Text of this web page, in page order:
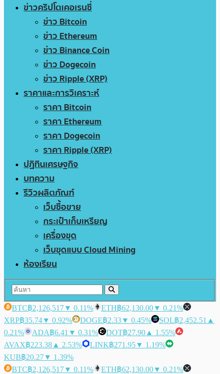
ข่าวคริปโตเคอเรนซี่
ข่าว Bitcoin
ข่าว Ethereum
ข่าว Binance Coin
ข่าว Dogecoin
ข่าว Ripple (XRP)
ราคาและการวิเคราะห์
ราคา Bitcoin
ราคา Ethereum
ราคา Dogecoin
ราคา Ripple (XRP)
ปฏิทินเศรษฐกิจ
บทความ
รีวิวผลิตภัณฑ์
เว็บซื้อขาย
กระเป๋าเก็บเหรียญ
เครื่องขุด
เว็บขุดแบบ Cloud Mining
ห้องเรียน
BTC฿2,126,517▼ 0.11% ETH฿62,130.00▼ 0.21%
XRP฿35.74▼ 0.92% DOGE฿2.33▼ 0.45% SOL฿2,452.51 ▲
0.21%
ADA฿6.41 ▼ 0.31% DOT฿27.90 ▲ 1.55%
AVAX฿223.38 ▲ 2.53% LINK฿271.95▼ 1.19%
KUB฿20.27▼ 1.39%
BTC฿2,126,517▼ 0.11% ETH฿62,130.00▼ 0.21%